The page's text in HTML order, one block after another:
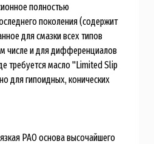
полностью
поколения (содержит
для смазки всех типов
числе и для дифференциалов
требуется масло "Limited Slip
для гипоидных, конических
PAO основа высочайшего